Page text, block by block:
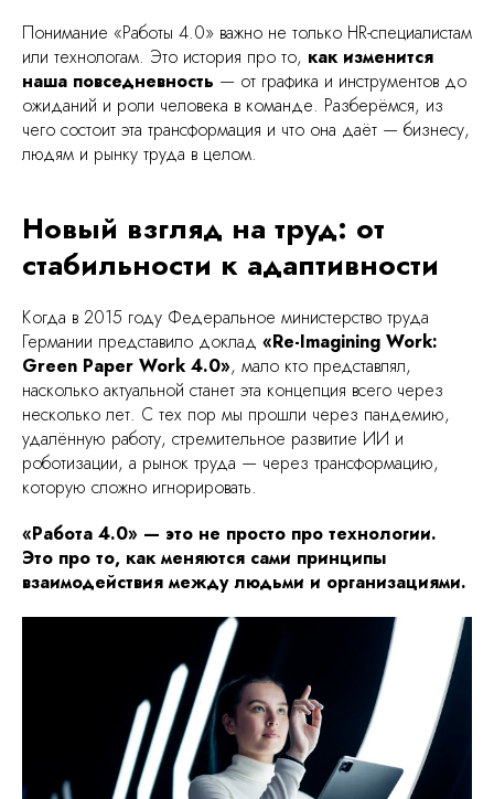
Понимание «Работы 4.0» важно не только HR-специалистам
или технологам. Это история про то, как изменится
наша повседневность — от графика и инструментов до
ожиданий и роли человека в команде. Разберёмся, из
чего состоит эта трансформация и что она даёт — бизнесу,
людям и рынку труда в целом.
Новый взгляд на труд: от
стабильности к адаптивности
Когда в 2015 году Федеральное министерство труда
Германии представило доклад «Re-Imagining Work:
Green Paper Work 4.0», мало кто представлял,
насколько актуальной станет эта концепция всего через
несколько лет. С тех пор мы прошли через пандемию,
удалённую работу, стремительное развитие ИИ и
роботизации, а рынок труда — через трансформацию,
которую сложно игнорировать.
«Работа 4.0» — это не просто про технологии.
Это про то, как меняются сами принципы
взаимодействия между людьми и организациями.